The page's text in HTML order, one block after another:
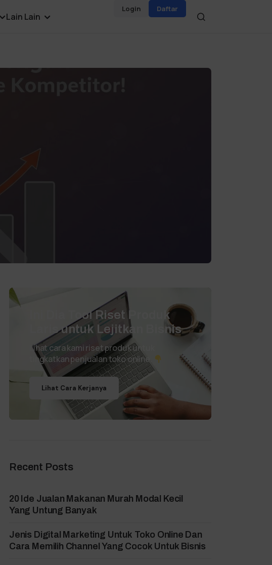
Lain Lain
Login Daftar
Ini Dia Tool Riset Produk
Laris untuk Lejitkan Bisnis
Lihat cara kami riset produk untuk
tingkatkan penjualan toko online.
Lihat Cara Kerjanya
Recent Posts
20 Ide Jualan Makanan Murah Modal Kecil
Yang Untung Banyak
Jenis Digital Marketing Untuk Toko Online Dan
Cara Memilih Channel Yang Cocok Untuk Bisnis